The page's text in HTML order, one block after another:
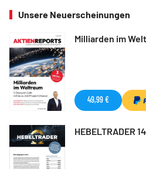
Unsere Neuerscheinungen
Milliarden im
49,99 €
HEBELTRADER